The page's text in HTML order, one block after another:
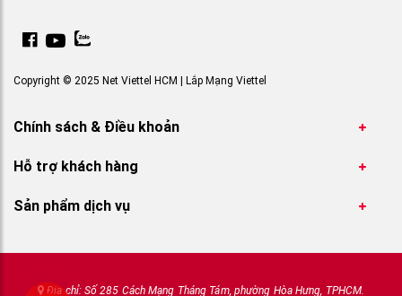
Copyright © 2025 Net Viettel HCM | Lắp Mạng Viettel
Chính sách & Điều khoản
Hỗ trợ khách hàng
Sản phẩm dịch vụ
Địa chỉ: Số 285 Cách Mạng Tháng Tám, phường Hòa Hưng, TPHCM.